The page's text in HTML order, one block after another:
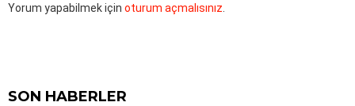
Yorum yapabilmek için oturum açmalısınız
SON HABERLER